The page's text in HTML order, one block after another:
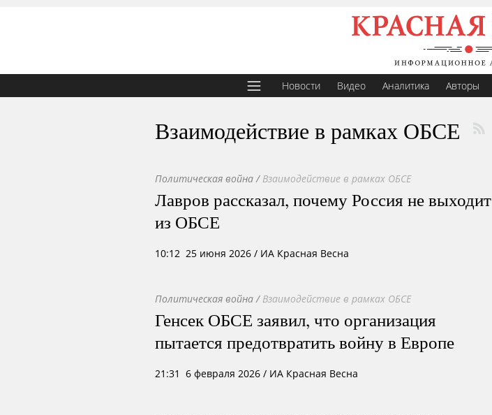
Новости Видео Аналитика Авторы
Взаимодействие в рамках ОБСЕ
Политическая война / Взаимодействие в рамках ОБСЕ
Лавров рассказал, почему Россия не выходит
из ОБСЕ
10:12 25 июня 2026 / ИА Красная Весна
Политическая война / Взаимодействие в рамках ОБСЕ
Генсек ОБСЕ заявил, что организация
пытается предотвратить войну в Европе
21:31 6 февраля 2026 / ИА Красная Весна